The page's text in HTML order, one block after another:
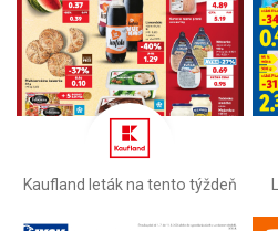
Kaufland leták na tento týždeň